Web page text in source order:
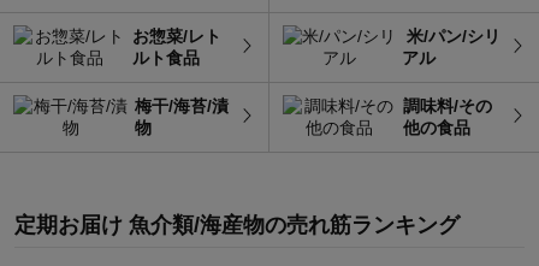
お惣菜/レト
ルト食品
米/パン/シリ
アル
梅干/海苔/漬
物
調味料/その
他の食品
定期お届け 魚介類/海産物の売れ筋ランキング